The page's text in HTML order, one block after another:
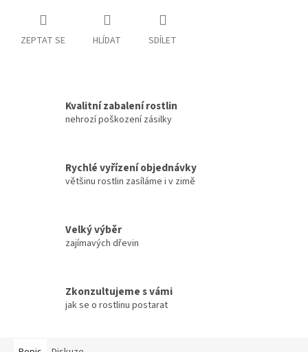
ZEPTAT SE HLÍDAT SDÍLET
Kvalitní zabalení rostlin
nehrozí poškození zásilky
Rychlé vyřízení objednávky
většinu rostlin zasíláme i v zimě
Velký výběr
zajímavých dřevin
Zkonzultujeme s vámi
jak se o rostlinu postarat